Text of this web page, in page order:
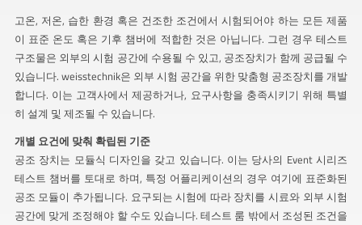
고온, 저온, 습한 환경 혹은 건조한 조건에서 시험되어야 하는 모든 제품
이 표준 온도 혹은 기후 챔버에 적합한 것은 아닙니다. 그런 경우 테스트
구조물은 외부의 시험 공간에 수용될 수 있고, 공조장치가 함께 공급될 수
있습니다. weisstechnik은 외부 시험 공간을 위한 맞춤형 공조장치를 개발
합니다. 이는 고객사에서 제공하거나, 요구사항을 충족시키기 위해 특별
히 설계 및 제조될 수 있습니다.
개별 요건에 맞춰 확립된 기준
공조 장치는 모듈식 디자인을 갖고 있습니다. 이는 당사의 Event 시리즈
테스트 챔버를 토대로 하며, 특정 어플리케이션의 경우 여기에 표준화된
공조 모듈이 추가됩니다. 요구되는 시험에 따라 장치를 시료와 외부 시험
공간에 맞게 조정해야 할 수도 있습니다. 테스트 룸 밖에서 조성된 조건을